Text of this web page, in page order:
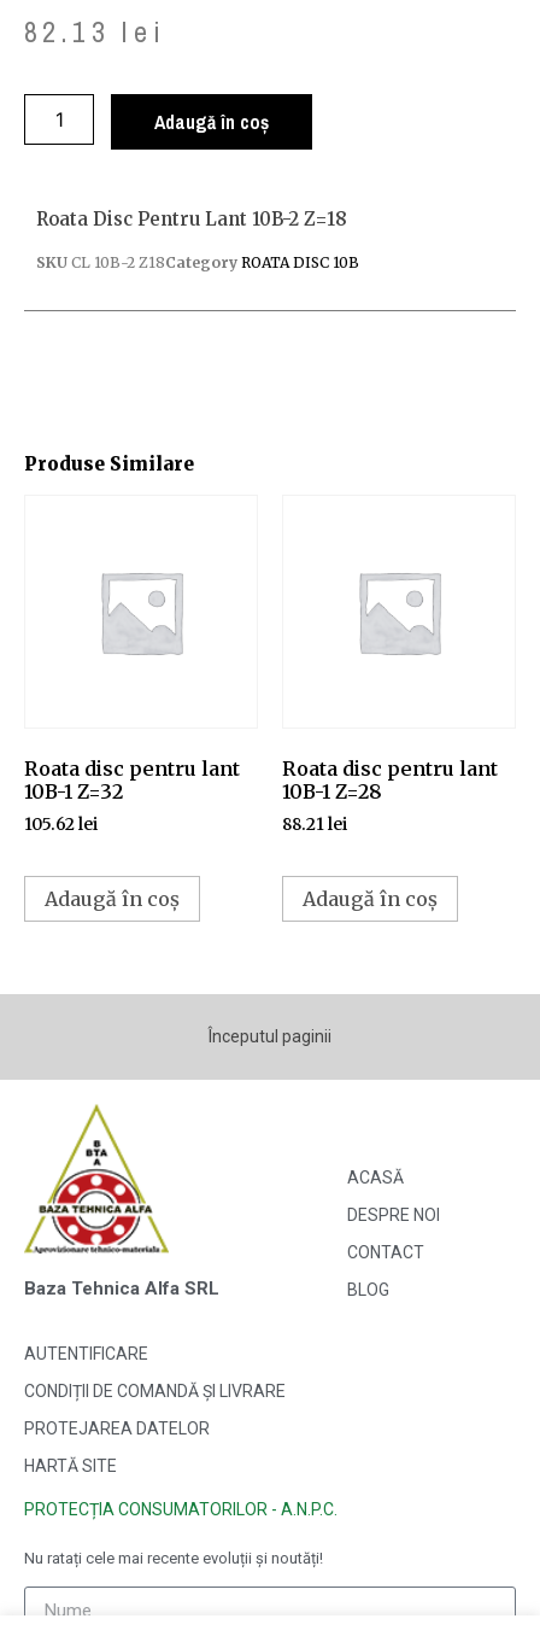
82.13 lei
Adaugă în coș
Produse Similare
Roata disc pentru lant
10B-1 Z=32
105.62lei
Adaugă în coș
Roata disc pentru lant
10B-1 Z=28
88.21lei
Adaugă în coș
Roata Disc Pentru Lant 10B-2 Z=18
SKU CL 10B-2 Z18Category ROATA DISC 10B
Începutul paginii
Baza Tehnica Alfa SRL
ACASĂ
DESPRE NOI
CONTACT
BLOG
AUTENTIFICARE
CONDIȚII DE COMANDĂ ȘI LIVRARE
PROTEJAREA DATELOR
HARTĂ SITE
PROTECȚIA CONSUMATORILOR - A.N.P.C.
Nu ratați cele mai recente evoluții și noutăți!